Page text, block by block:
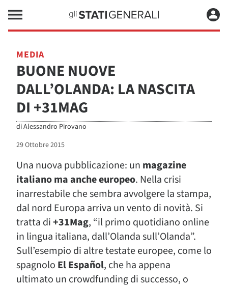
MEDIA
BUONE NUOVE
DALL’OLANDA: LA NASCITA
DI +31MAG
diAlessandro Pirovano
29 Ottobre 2015
Una nuova pubblicazione: un magazine
italianoma anche europeo. Nella crisi
inarrestabile che sembra avvolgere la stampa,
dal nord Europa arriva un vento di novità. Si
tratta di+31Mag, “il primo quotidiano online
in lingua italiana, dall’Olanda sull’Olanda”.
Sull’esempio di altre testate europee, come lo
spagnolo El Español, che ha appena
ultimato un crowdfunding di successo, o